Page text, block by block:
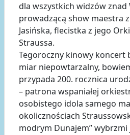
dla wszystkich widzów znad
prowadzącą show maestra
Jasińska, flecistka z jego
Straussa.
Tegoroczny kinowy koncert
miar niepowtarzalny,
przypada 200. rocznica
– patrona wspaniałej
osobistego idola samego
okolicznościach
modrym Dunajem” wybrzmi